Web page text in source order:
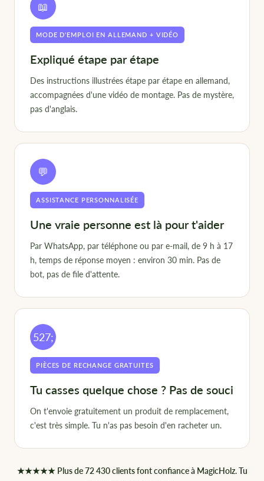
📖
MODE D'EMPLOI EN ALLEMAND + VIDÉO
Expliqué étape par étape
Des instructions illustrées étape par étape en allemand,
accompagnées d'une vidéo de montage. Pas de mystère,
pas d'anglais.
💬
ASSISTANCE PERSONNALISÉE
Une vraie personne est là pour t'aider
Par WhatsApp, par téléphone ou par e-mail, de 9 h à 17
h, temps de réponse moyen : environ 30 min. Pas de
bot, pas de file d'attente.
527;
PIÈCES DE RECHANGE GRATUITES
Tu casses quelque chose ? Pas de souci
On t'envoie gratuitement un produit de remplacement,
c'est très simple. Tu n'as pas besoin d'en racheter un.
★★★★★ Plus de 72 430 clients font confiance à MagicHolz. Tu